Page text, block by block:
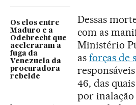
Os elos entre
Maduro e a
Odebrecht que
aceleraram a
fuga da
Venezuela da
procuradora
rebelde
Dessas
com as
Ministério
as forças de
46, das
por inalação